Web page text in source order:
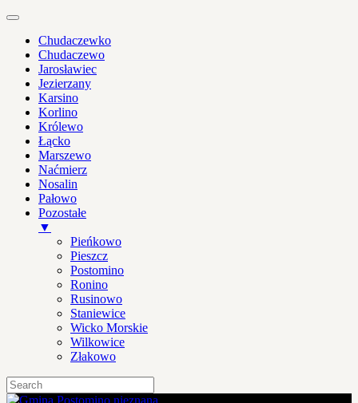
Chudaczewko
Chudaczewo
Jarosławiec
Jezierzany
Karsino
Korlino
Królewo
Łącko
Marszewo
Naćmierz
Nosalin
Pałowo
Pozostałe
▼
Pieńkowo
Pieszcz
Postomino
Ronino
Rusinowo
Staniewice
Wicko Morskie
Wilkowice
Złakowo